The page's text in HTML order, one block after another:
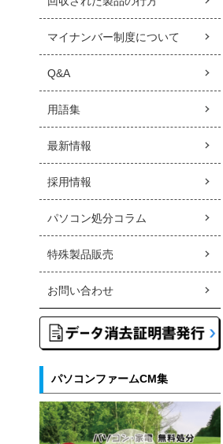
マイナンバー制度について
Q&A
用語集
最新情報
採用情報
パソコン処分コラム
特殊製品販売
お問い合わせ
パソコンファームCM集